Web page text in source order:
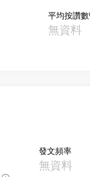
平均按讚數
無資料
發文頻率
無資料